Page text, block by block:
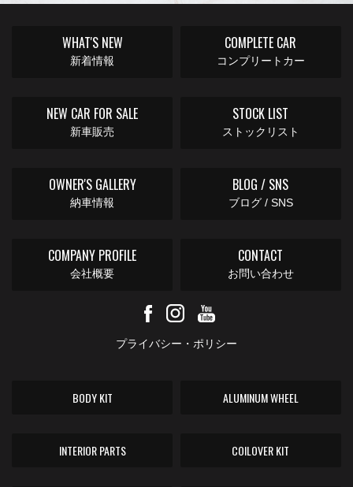
WHAT'S NEW
新着情報
COMPLETE CAR
コンプリートカー
NEW CAR FOR SALE
新車販売
STOCK LIST
ストックリスト
OWNER'S GALLERY
納車情報
BLOG / SNS
ブログ / SNS
COMPANY PROFILE
会社概要
CONTACT
お問い合わせ
プライバシー・ポリシー
BODY KIT ALUMINUM WHEEL
INTERIOR PARTS COILOVER KIT